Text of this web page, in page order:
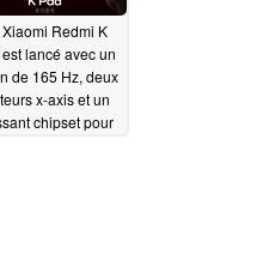
Redmi K
lancé avec un
de 165 Hz, deux
x-axis et un
chipset pour